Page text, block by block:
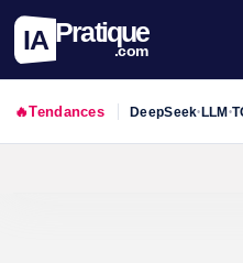
IA Pratique
.com
🔥Tendances DeepSeek•LLM•